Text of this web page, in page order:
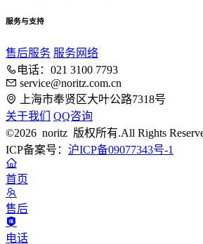
服务与支持
售后服务 服务网络
电话：021 3100 7793
service@noritz.com.cn
上海市奉贤区大叶公路7318号
关于我们
QQ咨询
©2026 noritz 版权所有.All Rights
ICP备案号： 沪ICP备09077343号-1
首页
售后
电话